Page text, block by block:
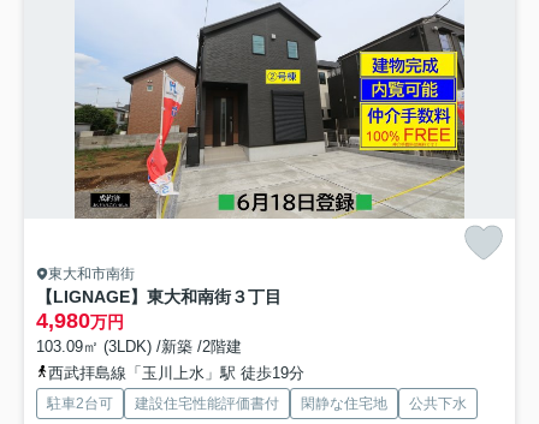
東大和市南街
【LIGNAGE】東大和南街３丁目
4,980万円
103.09㎡ (3LDK) /新築 /2階建
西武拝島線「玉川上水」駅 徒歩19分
駐車2台可 建設住宅性能評価書付 閑静な住宅地
公共下水